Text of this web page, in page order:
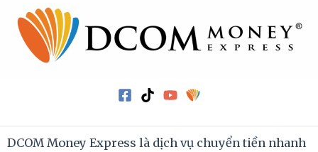
DCOM Money Express là dịch vụ chuyển tiền nhanh